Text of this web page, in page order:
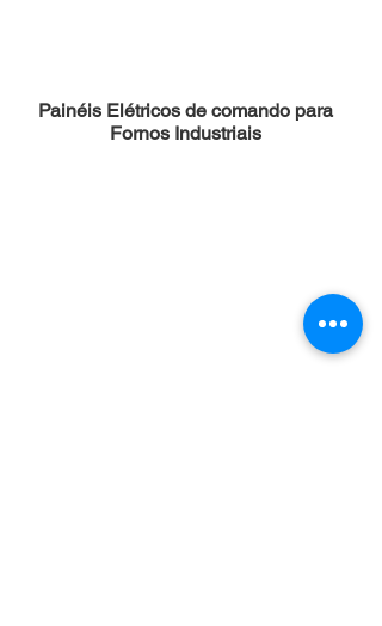
Painéis Elétricos de comando para
Fornos Industriais